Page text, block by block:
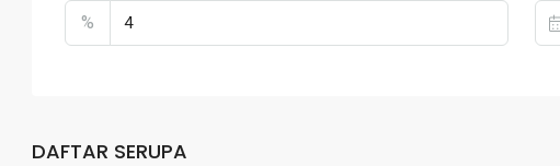
%
DAFTAR SERUPA